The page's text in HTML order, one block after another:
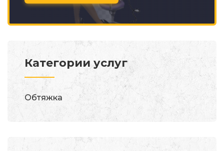
Категории услуг
Обтяжка